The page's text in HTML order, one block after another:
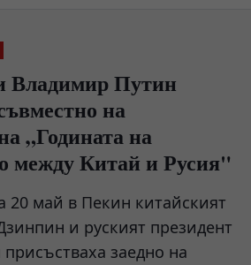
Владимир Путин
на
„Годината на
между Китай и Русия"
20 май в Пекин китайският
и руският президент
заедно на